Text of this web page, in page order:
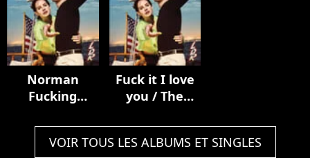
Norman
Fucking
Fuck it I love
you / The
VOIR TOUS LES ALBUMS ET SINGLES